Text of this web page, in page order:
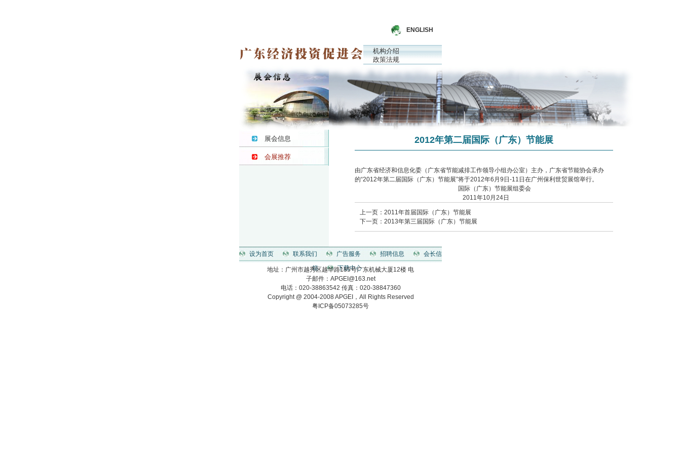
ENGLISH
首 页
机构介绍
招商项目
政策法规
会员介绍
经贸投资
会员中心
分支机构
协会刊物
服务平台
展会信息
会展推荐
2012年第二届国际（广东）节能展
由广东省经济和信息化委（广东省节能减排工作领导小组办公室）主办，广东省节能协会承办
的“2012年第二届国际（广东）节能展”将于2012年6月9日-11日在广州保利世贸展馆举行。
国际（广东）节能展组委会
2011年10月24日
上一页： 2011年首届国际（广东）节能展
下一页： 2013年第三届国际（广东）节能展
设为首页 联系我们 广告服务 招聘信息
会长信
箱
下载中心
地址：广州市越秀区越华路185号广东机械大厦12楼 电
子邮件： APGEI@163.net
电话：020-38863542 传真：020-38847360
Copyright @ 2004-2008 APGEI，All Rights Reserved
粤ICP备05073285号